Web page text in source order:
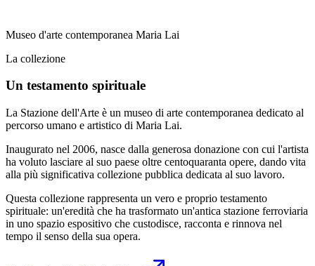
Museo d'arte contemporanea Maria Lai
La collezione
Un testamento spirituale
La Stazione dell'Arte è un museo di arte contemporanea dedicato al
percorso umano e artistico di Maria Lai.
Inaugurato nel 2006, nasce dalla generosa donazione con cui l'artista
ha voluto lasciare al suo paese oltre centoquaranta opere, dando vita
alla più significativa collezione pubblica dedicata al suo lavoro.
Questa collezione rappresenta un vero e proprio testamento
spirituale: un'eredità che ha trasformato un'antica stazione ferroviaria
in uno spazio espositivo che custodisce, racconta e rinnova nel
tempo il senso della sua opera.